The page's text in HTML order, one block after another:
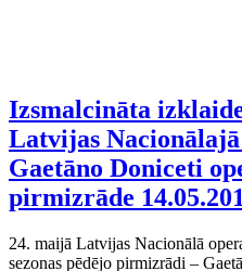
Izsmalcināta
Latvijas
Gaetāno Doniceti
pirmizrāde
24. maijā Latvijas Nacionālā
sezonas pēdējo pirmizrādi –